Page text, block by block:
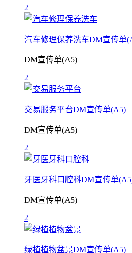
2
汽车修理保养洗车DM宣传单
DM宣传单(A5)
2
交易服务平台DM宣传单(A5)
DM宣传单(A5)
2
牙医牙科口腔科DM宣传单
DM宣传单(A5)
2
绿植植物盆景DM宣传单(A5)